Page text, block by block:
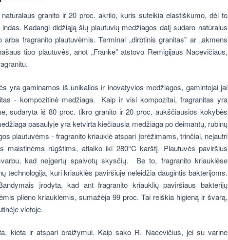
granito ir 20 proc. akrilo, kuris suteikia elastiškumo, dėl to
Kadangi didžiąją šių plautuvių medžiagos dalį sudaro natūralus
fragranito plautuvėmis. Terminai „dirbtinis granitas" ar „akmens
tipo plautuvės, anot „Franke" atstovo Remigijaus Nacevičiaus,
yra gaminamos iš unikalios ir inovatyvios medžiagos, gamintojai jai
- kompozitinė medžiaga. Kaip ir visi kompozitai, fragranitas yra
sudaryta iš 80 proc. tikro granito ir 20 proc. aukščiausios kokybės
pasaulyje yra ketvirta kiečiausia medžiaga po deimantų, rubinų
plautuvėms - fragranito kriauklė atspari įbrėžimams, trinčiai, nejautri
maistinėms rūgštims, atlaiko iki 280°C karštį. Plautuvės paviršius
kad neįgertų spalvotų skysčių. Be to, fragranito kriauklėse
technologija, kuri kriauklės paviršiuje neleidžia daugintis bakterijoms.
įrodyta, kad ant fragranito kriauklių paviršiaus bakterijų
plieno kriauklėmis, sumažėja 99 proc. Tai reiškia higieną ir švarą,
vietoje.
kieta ir atspari braižymui. Kaip sako R. Nacevičius, jei su varine